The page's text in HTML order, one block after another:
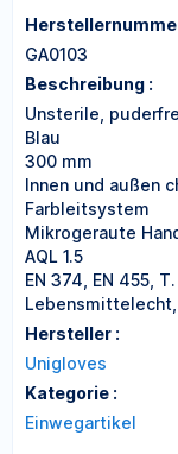
GA0103
Beschreibung :
Unsterile,
Blau
300 mm
Innen und außen
Farbleitsystem
Mikrogeraute
AQL 1.5
EN 374, EN 455,
Lebensmittelecht,
Hersteller :
Unigloves
Kategorie :
Einwegartikel